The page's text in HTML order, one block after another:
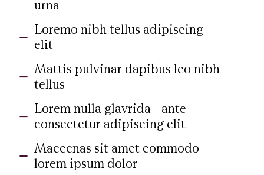
urna
Loremo nibh tellus adipiscing
elit
Mattis pulvinar dapibus leo nibh
tellus
Lorem nulla glavrida - ante
consectetur adipiscing elit
Maecenas sit amet commodo
lorem ipsum dolor